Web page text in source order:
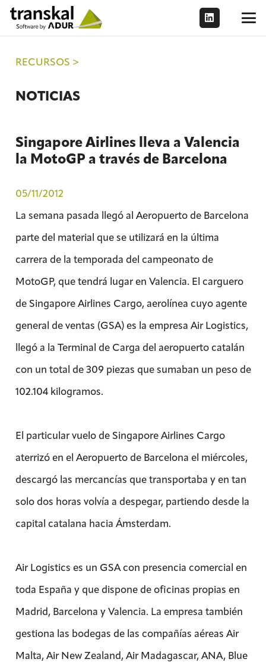
RECURSOS >
NOTICIAS
Singapore Airlines lleva a Valencia
la MotoGP a través de Barcelona
05/11/2012
La semana pasada llegó al Aeropuerto de Barcelona
parte del material que se utilizará en la última
carrera de la temporada del campeonato de
MotoGP, que tendrá lugar en Valencia. El carguero
de Singapore Airlines Cargo, aerolínea cuyo agente
general de ventas (GSA) es la empresa Air Logistics,
llegó a la Terminal de Carga del aeropuerto catalán
con un total de 309 piezas que sumaban un peso de
102.104 kilogramos.
El particular vuelo de Singapore Airlines Cargo
aterrizó en el Aeropuerto de Barcelona el miércoles,
descargó las mercancías que transportaba y en tan
solo dos horas volvía a despegar, partiendo desde la
capital catalana hacia Ámsterdam.
Air Logistics es un GSA con presencia comercial en
toda España y que dispone de oficinas propias en
Madrid, Barcelona y Valencia. La empresa también
gestiona las bodegas de las compañías aéreas Air
Malta, Air New Zealand, Air Madagascar, ANA, Blue